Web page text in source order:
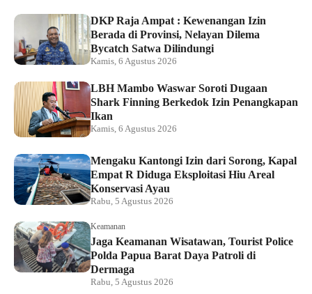
DKP Raja Ampat : Kewenangan Izin
Berada di Provinsi, Nelayan Dilema
Bycatch Satwa Dilindungi
Kamis, 6 Agustus 2026
LBH Mambo Waswar Soroti Dugaan
Shark Finning Berkedok Izin Penangkapan
Ikan
Kamis, 6 Agustus 2026
Mengaku Kantongi Izin dari Sorong, Kapal
Empat R Diduga Eksploitasi Hiu Areal
Konservasi Ayau
Rabu, 5 Agustus 2026
Keamanan
Jaga Keamanan Wisatawan, Tourist Police
Polda Papua Barat Daya Patroli di
Dermaga
Rabu, 5 Agustus 2026